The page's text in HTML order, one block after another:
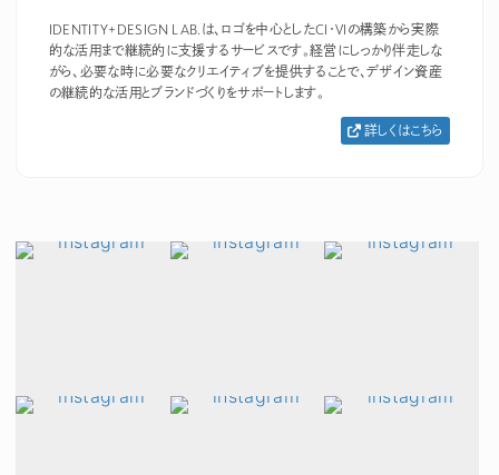
IDENTITY+DESIGN LAB.は、ロゴを中心としたCI・VIの構築から実際
的な活用まで継続的に支援するサービスです。経営にしっかり伴走しな
がら、必要な時に必要なクリエイティブを提供することで、デザイン資産
の継続的な活用とブランドづくりをサポートします。
詳しくはこちら